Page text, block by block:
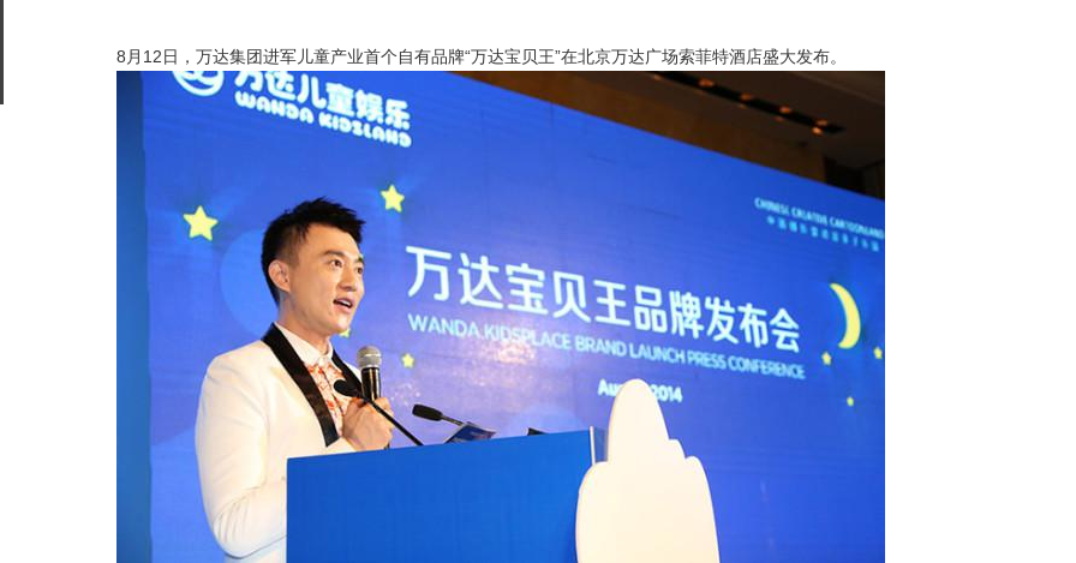
8月12日，万达集团进军儿童产业首个自有品牌“万达宝贝王”在北京万达广场索菲特酒店盛大发布。